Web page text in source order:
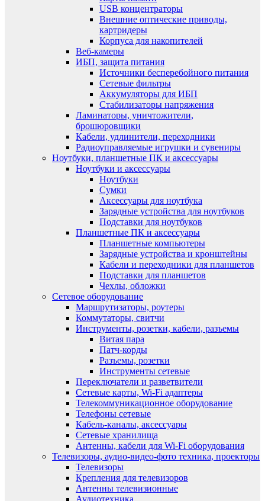
USB концентраторы
Внешние оптические приводы,
картридеры
Корпуса для накопителей
Веб-камеры
ИБП, защита питания
Источники бесперебойного питания
Сетевые фильтры
Аккумуляторы для ИБП
Стабилизаторы напряжения
Ламинаторы, уничтожители,
брошюровщики
Кабели, удлинители, переходники
Радиоуправляемые игрушки и сувениры
Ноутбуки, планшетные ПК и аксессуары
Ноутбуки и аксессуары
Ноутбуки
Сумки
Аксессуары для ноутбука
Зарядные устройства для ноутбуков
Подставки для ноутбуков
Планшетные ПК и аксессуары
Планшетные компьютеры
Зарядные устройства и кронштейны
Кабели и переходники для планшетов
Подставки для планшетов
Чехлы, обложки
Сетевое оборудование
Маршрутизаторы, роутеры
Коммутаторы, свитчи
Инструменты, розетки, кабели, разъемы
Витая пара
Патч-корды
Разъемы, розетки
Инструменты сетевые
Переключатели и разветвители
Сетевые карты, Wi-Fi адаптеры
Телекоммуникационное оборудование
Телефоны сетевые
Кабель-каналы, аксессуары
Сетевые хранилища
Антенны, кабели для Wi-Fi оборудования
Телевизоры, аудио-видео-фото техника, проекторы
Телевизоры
Крепления для телевизоров
Антенны телевизионные
Аудиотехника